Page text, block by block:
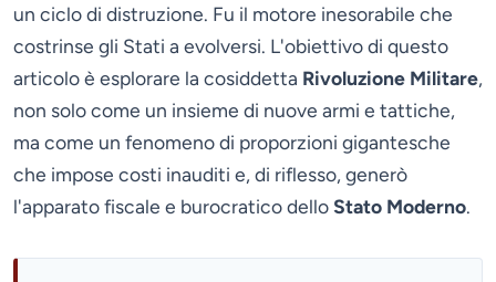
un ciclo di distruzione. Fu il motore inesorabile che
costrinse gli Stati a evolversi. L'obiettivo di questo
articolo è esplorare la cosiddetta Rivoluzione Militare,
non solo come un insieme di nuove armi e tattiche,
ma come un fenomeno di proporzioni gigantesche
che impose costi inauditi e, di riflesso, generò
l'apparato fiscale e burocratico delloStato Moderno.